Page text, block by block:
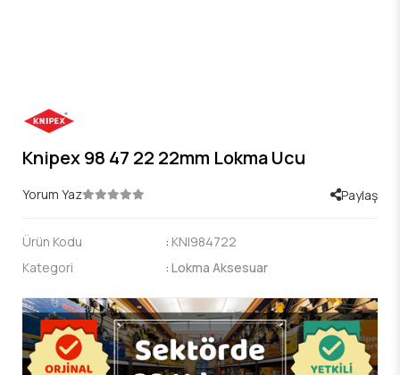
Knipex 98 47 22 22mm Lokma Ucu
Yorum Yaz Paylaş
Ürün Kodu : KNI984722
Kategori
: Lokma Aksesuar